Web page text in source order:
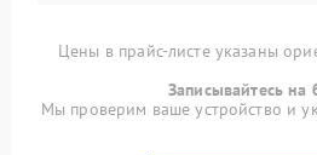
Цены в прайс-листе указаны
Записывайтесь на
Мы проверим ваше устройство и